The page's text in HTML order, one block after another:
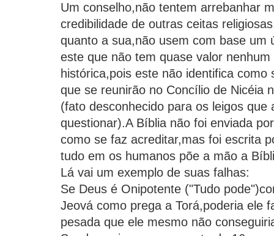
Um conselho,não tentem arrebanhar
credibilidade de outras ceitas
quanto a sua,não usem com base um
este que não tem quase valor
histórica,pois este não identifica como
que se reunirão no Concílio de Nicéia
(fato desconhecido para os leigos que
questionar).A Bíblia não foi enviada
como se faz acreditar,mas foi escrita
tudo em os humanos põe a mão a
Lá vai um exemplo de suas falhas:
Se Deus é Onipotente ("Tudo
Jeová como prega a Torá,poderia ele
pesada que ele mesmo não